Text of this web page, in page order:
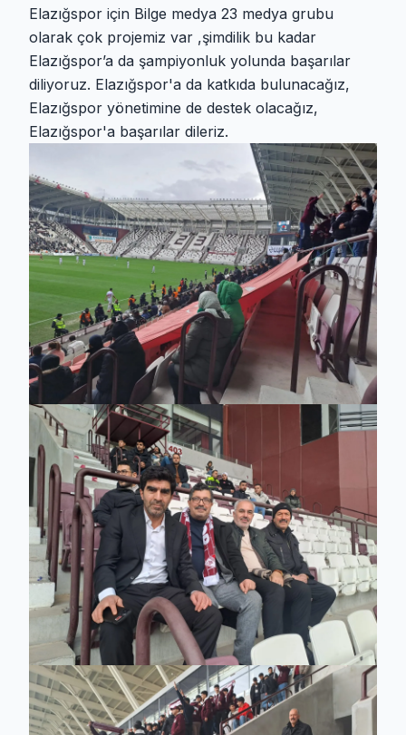
Elazığspor için Bilge medya 23 medya grubu
olarak çok projemiz var ,şimdilik bu kadar
Elazığspor’a da şampiyonluk yolunda başarılar
diliyoruz. Elazığspor'a da katkıda bulunacağız,
Elazığspor yönetimine de destek olacağız,
Elazığspor'a başarılar dileriz.